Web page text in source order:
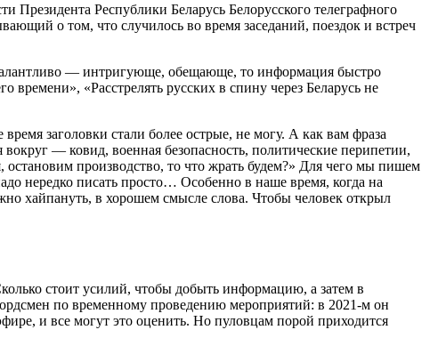
Республики Беларусь Белорусского телеграфного
о том, что случилось во время заседаний, поездок и встреч
— интригующе, обещающе, то информация быстро
«Расстрелять русских в спину через Беларусь не
заголовки стали более острые, не могу. А как вам фраза
— ковид, военная безопасность, политические перипетии,
производство, то что жрать будем?» Для чего мы пишем
нередко писать просто… Особенно в наше время, когда на
хайпануть, в хорошем смысле слова. Чтобы человек открыл
стоит усилий, чтобы добыть информацию, а затем в
по временному проведению мероприятий: в 2021-м он
и все могут это оценить. Но пуловцам порой приходится